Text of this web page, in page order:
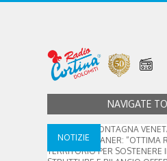
NAVIGATE
NOTIZIE